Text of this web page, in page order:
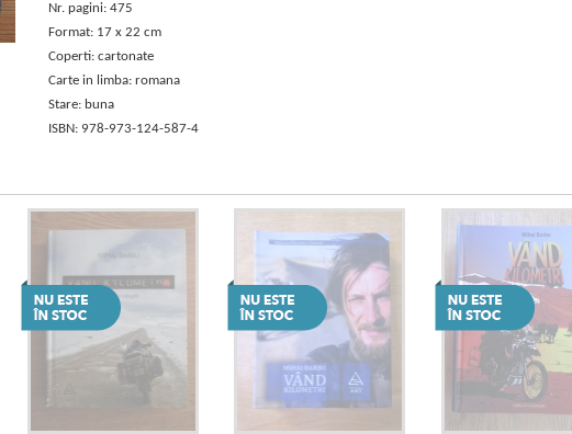
Nr. pagini: 475
Format: 17 x 22 cm
Coperti: cartonate
Carte in limba: romana
Stare: buna
ISBN: 978-973-124-587-4